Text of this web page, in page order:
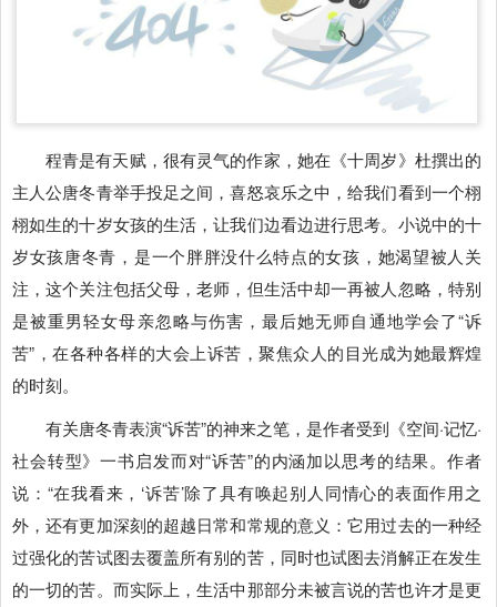
程青是有天赋，很有灵气的作家，她在《十周岁》杜撰出的
主人公唐冬青举手投足之间，喜怒哀乐之中，给我们看到一个栩
栩如生的十岁女孩的生活，让我们边看边进行思考。小说中的十
岁女孩唐冬青，是一个胖胖没什么特点的女孩，她渴望被人关
注，这个关注包括父母，老师，但生活中却一再被人忽略，特别
是被重男轻女母亲忽略与伤害，最后她无师自通地学会了“诉
苦”，在各种各样的大会上诉苦，聚焦众人的目光成为她最辉煌
的时刻。
有关唐冬青表演“诉苦”的神来之笔，是作者受到《空间·记忆·
社会转型》一书启发而对“诉苦”的内涵加以思考的结果。作者
说：“在我看来，‘诉苦’除了具有唤起别人同情心的表面作用之
外，还有更加深刻的超越日常和常规的意义：它用过去的一种经
过强化的苦试图去覆盖所有别的苦，同时也试图去消解正在发生
的一切的苦。 而实际上，生活中那部分未被言说的苦也许才是更